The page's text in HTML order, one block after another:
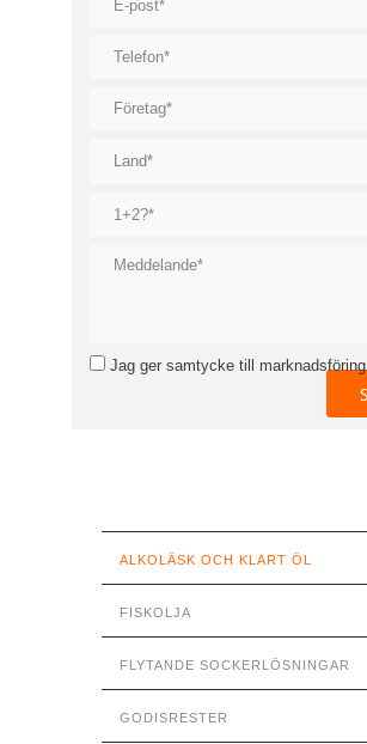
Jag ger samtycke till marknadsföring.
ALKOLÄSK OCH KLART ÖL
FISKOLJA
FLYTANDE SOCKERLÖSNINGAR
GODISRESTER